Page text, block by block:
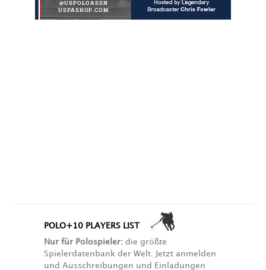
POLO+10 PLAYERS LIST
Nur für Polospieler: die größte
Spielerdatenbank der Welt. Jetzt anmelden
und Ausschreibungen und Einladungen